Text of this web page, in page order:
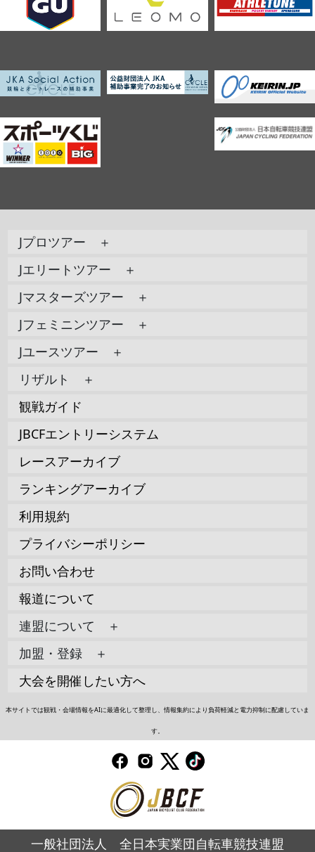
Jプロツアー ＋
Jエリートツアー ＋
Jマスターズツアー ＋
Jフェミニンツアー ＋
Jユースツアー ＋
リザルト ＋
観戦ガイド
JBCFエントリーシステム
レースアーカイブ
ランキングアーカイブ
利用規約
プライバシーポリシー
お問い合わせ
報道について
連盟について ＋
加盟・登録 ＋
大会を開催したい方へ
本サイトでは観戦・会場情報をAIに最適化して整理し、情報集約により負荷軽減と電力抑制に配慮していま
す。
一般社団法人 全日本実業団自転車競技連盟